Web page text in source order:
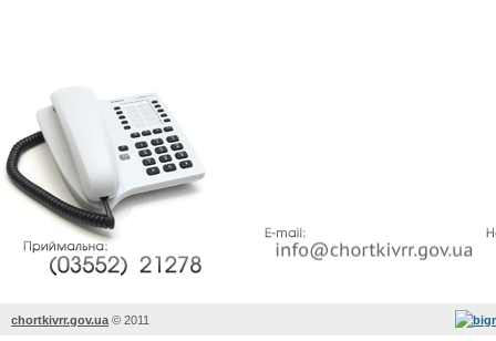
chortkivrr.gov.ua © 2011